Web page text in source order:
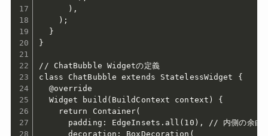
      ),
    );
  }
}
// ChatBubble Widgetの定義
class ChatBubble extends StatelessWidget {
  @override
  Widget build(BuildContext context) {
    return Container(
padding: EdgeInsets.all(10), // 内側の余白
      decoration: BoxDecoration(